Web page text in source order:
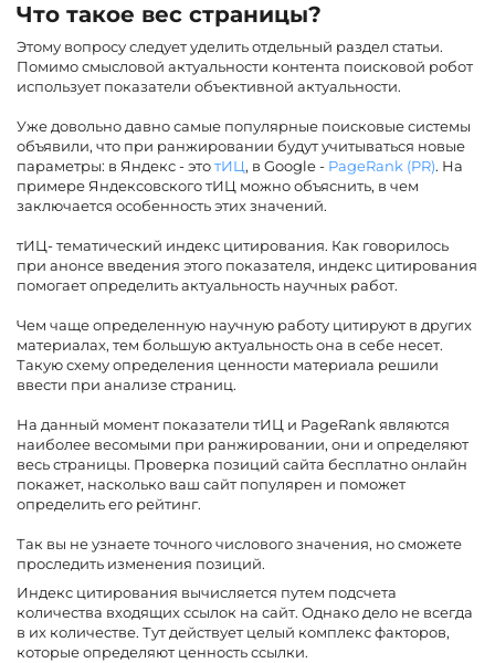
Что такое вес страницы?
Этому вопросу следует уделить отдельный раздел статьи.
Помимо смысловой актуальности контента поисковой робот
использует показатели объективной актуальности.
Уже довольно давно самые популярные поисковые системы
объявили, что при ранжировании будут учитываться новые
параметры: в Яндекс - этотИЦ, в Google - PageRank (PR). На
примере Яндексовского тИЦ можно объяснить, в чем
заключается особенность этих значений.
тИЦ- тематический индекс цитирования. Как говорилось
при анонсе введения этого показателя, индекс цитирования
помогает определить актуальность научных работ.
Чем чаще определенную научную работу цитируют в других
материалах, тем большую актуальность она в себе несет.
Такую схему определения ценности материала решили
ввести при анализе страниц.
На данный момент показатели тИЦ и PageRank являются
наиболее весомыми при ранжировании, они и определяют
весь страницы. Проверка позиций сайта бесплатно онлайн
покажет, насколько ваш сайт популярен и поможет
определить его рейтинг.
Так вы не узнаете точного числового значения, но сможете
проследить изменения позиций.
Индекс цитирования вычисляется путем подсчета
количества входящих ссылок на сайт. Однако дело не всегда
в их количестве. Тут действует целый комплекс факторов,
которые определяют ценность ссылки.